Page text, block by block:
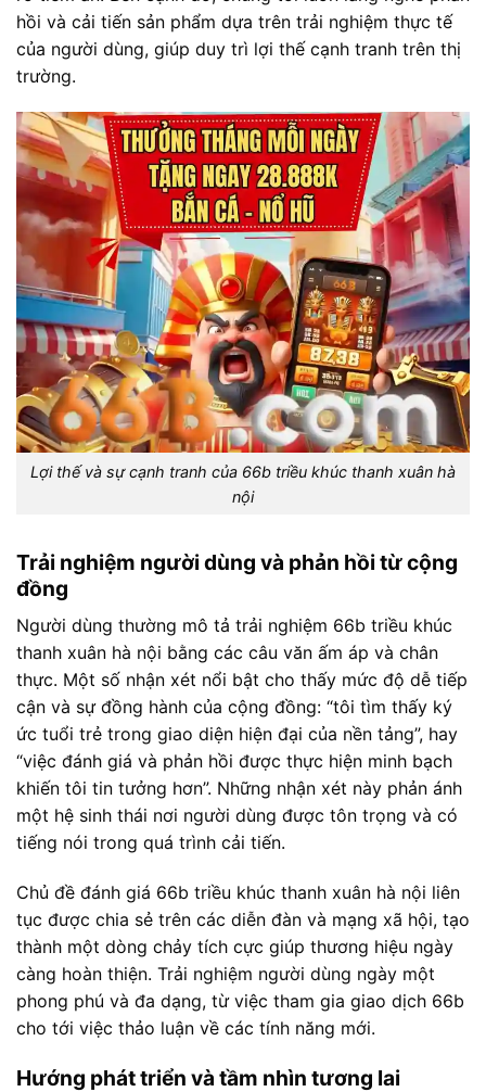
hồi và cải tiến sản phẩm dựa trên trải nghiệm thực tế
của người dùng, giúp duy trì lợi thế cạnh tranh trên thị
trường.
Lợi thế và sự cạnh tranh của 66b triều khúc thanh xuân hà
nội
Trải nghiệm người dùng và phản hồi từ cộng
đồng
Người dùng thường mô tả trải nghiệm 66b triều khúc
thanh xuân hà nội bằng các câu văn ấm áp và chân
thực. Một số nhận xét nổi bật cho thấy mức độ dễ tiếp
cận và sự đồng hành của cộng đồng: “tôi tìm thấy ký
ức tuổi trẻ trong giao diện hiện đại của nền tảng”, hay
“việc đánh giá và phản hồi được thực hiện minh bạch
khiến tôi tin tưởng hơn”. Những nhận xét này phản ánh
một hệ sinh thái nơi người dùng được tôn trọng và có
tiếng nói trong quá trình cải tiến.
Chủ đề đánh giá 66b triều khúc thanh xuân hà nội liên
tục được chia sẻ trên các diễn đàn và mạng xã hội, tạo
thành một dòng chảy tích cực giúp thương hiệu ngày
càng hoàn thiện. Trải nghiệm người dùng ngày một
phong phú và đa dạng, từ việc tham gia giao dịch 66b
cho tới việc thảo luận về các tính năng mới.
Hướng phát triển và tầm nhìn tương lai